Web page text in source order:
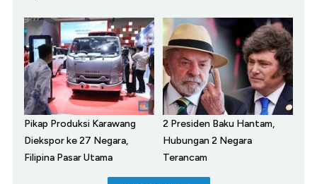
Pikap Produksi Karawang
Diekspor ke 27 Negara,
Filipina Pasar Utama
2 Presiden Baku Hantam,
Hubungan 2 Negara
Terancam